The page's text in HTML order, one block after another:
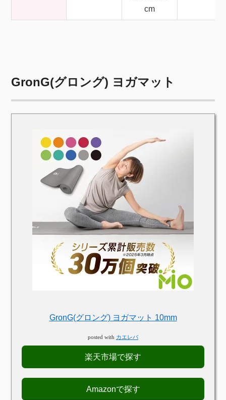
cm
GronG(グロング) ヨガマット
GronG(グロング) ヨガマット 10mm
posted with カエレバ
楽天市場で探す
Amazonで探す